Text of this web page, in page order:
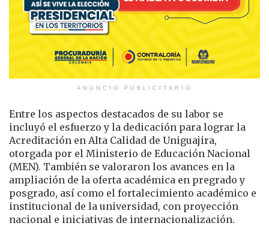
ANUNCIO PUBLICITARIO
Entre los aspectos destacados de su labor se
incluyó el esfuerzo y la dedicación para lograr la
Acreditación en Alta Calidad de Uniguajira,
otorgada por el Ministerio de Educación Nacional
(MEN). También se valoraron los avances en la
ampliación de la oferta académica en pregrado y
posgrado, así como el fortalecimiento académico e
institucional de la universidad, con proyección
nacional e iniciativas de internacionalización.